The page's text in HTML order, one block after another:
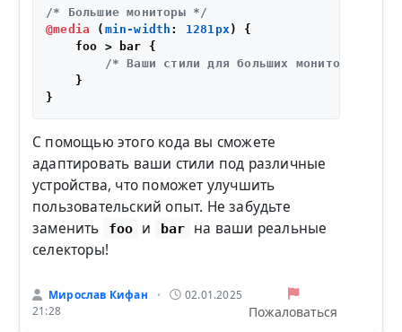
/* Большие мониторы */
@media ( min-width : 1281px) {
    foo > bar {
/* Ваши стили для больших мониторов */
    }
С помощью этого кода вы сможете
адаптировать ваши стили под различные
устройства, что поможет улучшить
пользовательский опыт. Не забудьте
заменить
foo и bar
на ваши реальные
селекторы!
Мирослав Кифан •
02.01.2025
21:28
Пожаловаться